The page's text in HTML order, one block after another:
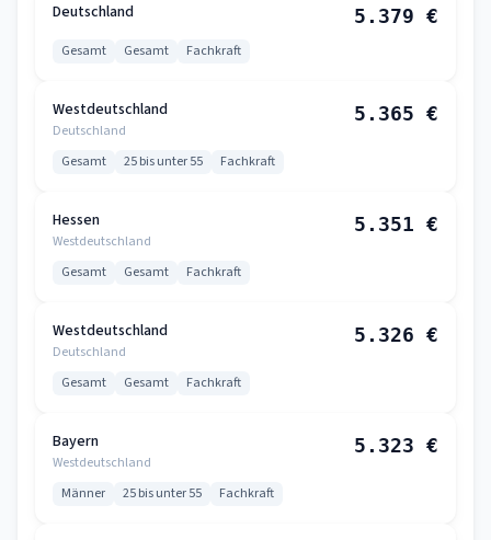
Deutschland 5.379 €
Gesamt Gesamt Fachkraft
Westdeutschland
Deutschland
5.365 €
Gesamt 25 bis unter 55 Fachkraft
Hessen
Westdeutschland
5.351 €
Gesamt Gesamt Fachkraft
Westdeutschland
Deutschland
5.326 €
Gesamt Gesamt Fachkraft
Bayern
Westdeutschland
5.323 €
Männer 25 bis unter 55 Fachkraft